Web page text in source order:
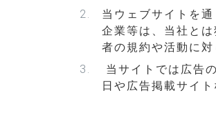
当ウェブサイトを
企業等は、当社と
者の規約や活動に
当サイトでは広告
日や広告掲載サイ